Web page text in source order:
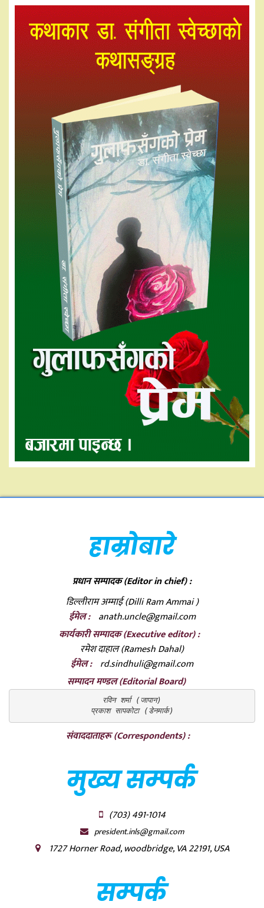
हाम्रोबारे
प्रधान सम्पादक (Editor in chief) :
डिल्लीराम अम्माई (Dilli Ram Ammai )
ईमेल : anath.uncle@gmail.com
कार्यकारी सम्पादक (Executive editor) :
रमेश दाहाल (Ramesh Dahal)
ईमेल : rd.sindhuli@gmail.com
सम्पादन मण्डल (Editorial Board)
रविन शर्मा (जापान)
प्रकाश सापकोटा (डेनमार्क)
संवाददाताहरू (Correspondents) :
मुख्य सम्पर्क
(703) 491-1014
president.inls@gmail.com
1727 Horner Road, woodbridge, VA 22191, USA
सम्पर्क